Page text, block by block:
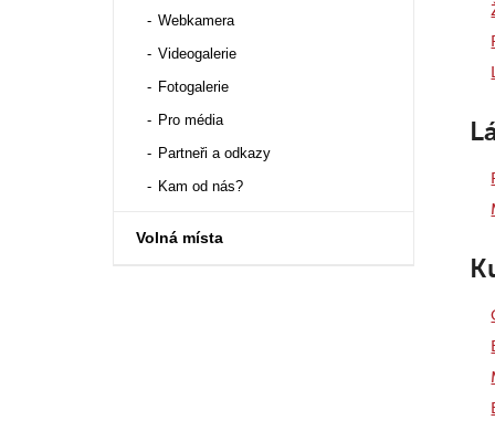
Webkamera
Videogalerie
Fotogalerie
Pro média
Partneři a odkazy
Kam od nás?
Volná místa